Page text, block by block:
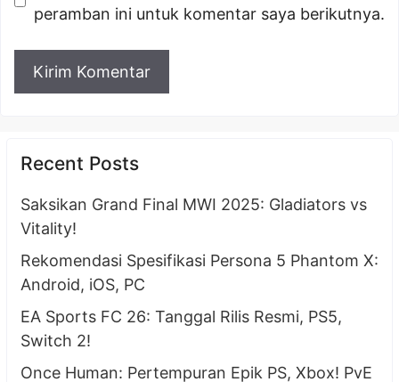
peramban ini untuk komentar saya berikutnya.
Recent Posts
Saksikan Grand Final MWI 2025: Gladiators vs
Vitality!
Rekomendasi Spesifikasi Persona 5 Phantom X:
Android, iOS, PC
EA Sports FC 26: Tanggal Rilis Resmi, PS5,
Switch 2!
Once Human: Pertempuran Epik PS, Xbox! PvE